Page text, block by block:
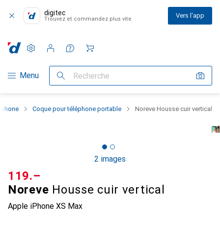
digitec
Trouvez et commandez plus vite Vers l'app
Navigation par catégorie
Menu Recherche
Paramètres
Compte client
Listes de comparaison
Listes d'envies
Panier
Coque pour téléphone portable Noreve Housse cuir vertical
2 images
Noreve Housse cuir vertical
Apple iPhone XS Max
CHF
119.–